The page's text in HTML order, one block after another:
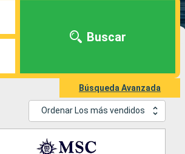
Buscar
Búsqueda Avanzada
Ordenar Los más vendidos